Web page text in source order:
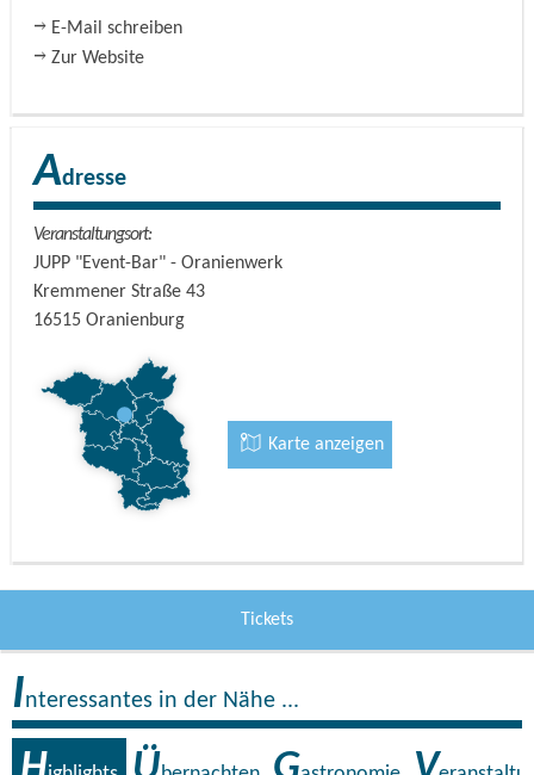
E-Mail schreiben
Zur Website
Adresse
Veranstaltungsort:
JUPP "Event-Bar" - Oranienwerk
Kremmener Straße 43
16515 Oranienburg
Karte anzeigen
Tickets
Interessantes in der Nähe ...